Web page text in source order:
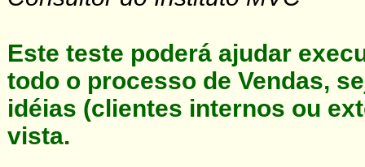
Este teste poderá ajudar
todo o processo de Vendas,
idéias (clientes internos ou
vista.